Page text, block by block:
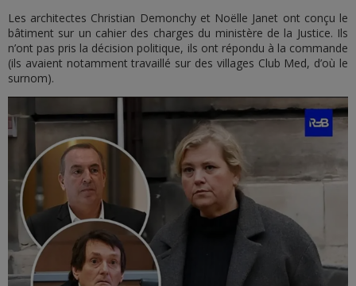
Les architectes Christian Demonchy et Noëlle Janet ont conçu le
bâtiment sur un cahier des charges du ministère de la Justice. Ils
n’ont pas pris la décision politique, ils ont répondu à la commande
(ils avaient notamment travaillé sur des villages Club Med, d’où le
surnom).